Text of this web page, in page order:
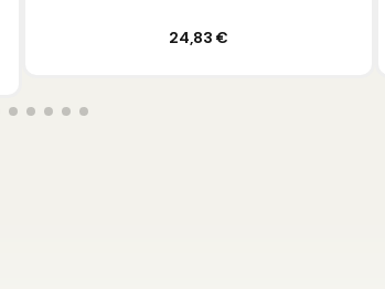
24,83 €
Ajouter au panier